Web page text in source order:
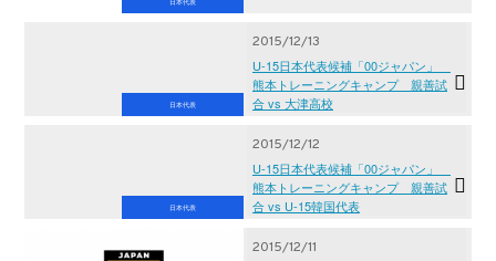
日本代表
2015/12/13
U-15日本代表候補「00ジャパン」
熊本トレーニングキャンプ 親善試
合 vs 大津高校
日本代表
2015/12/12
U-15日本代表候補「00ジャパン」
熊本トレーニングキャンプ 親善試
合 vs U-15韓国代表
2015/12/11